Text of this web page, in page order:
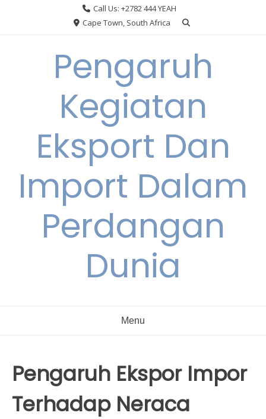
Call Us: +2782 444 YEAH
Cape Town, South Africa
Pengaruh
Kegiatan
Eksport Dan
Import Dalam
Perdangan
Dunia
Menu
Pengaruh Ekspor Impor
Terhadap Neraca